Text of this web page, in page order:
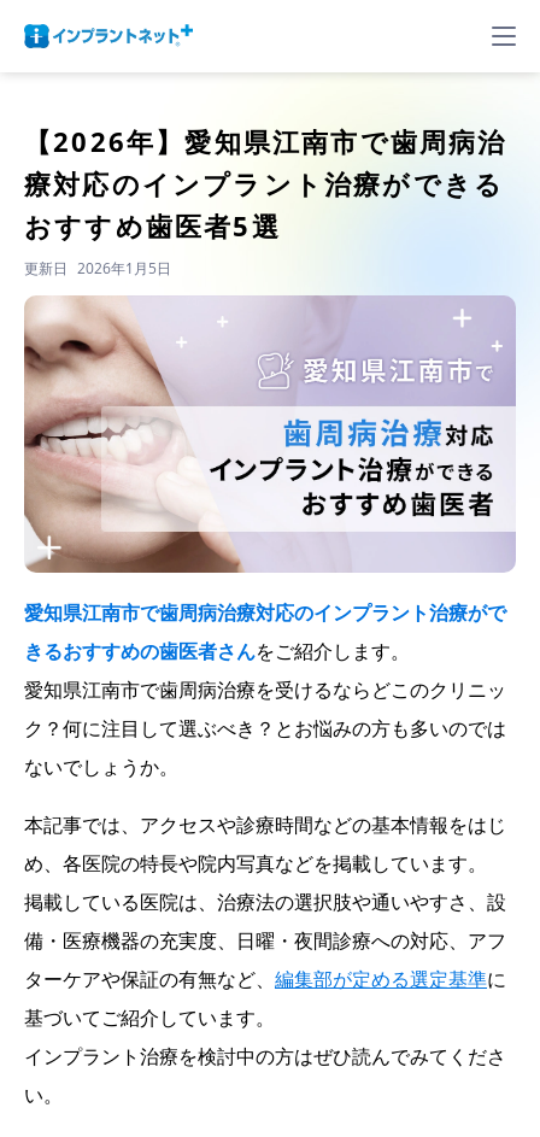
【2026年】愛知県江南市で歯周病治
療対応のインプラント治療ができる
おすすめ歯医者5選
更新日 2026年1月5日
愛知県江南市で歯周病治療対応のインプラント治療がで
きるおすすめの歯医者さんをご紹介します。
愛知県江南市で歯周病治療を受けるならどこのクリニッ
ク？何に注目して選ぶべき？とお悩みの方も多いのでは
ないでしょうか。
本記事では、アクセスや診療時間などの基本情報をはじ
め、各医院の特長や院内写真などを掲載しています。
掲載している医院は、治療法の選択肢や通いやすさ、設
備・医療機器の充実度、日曜・夜間診療への対応、アフ
ターケアや保証の有無など、 編集部が定める選定基準に
基づいてご紹介しています。
インプラント治療を検討中の方はぜひ読んでみてくださ
い。